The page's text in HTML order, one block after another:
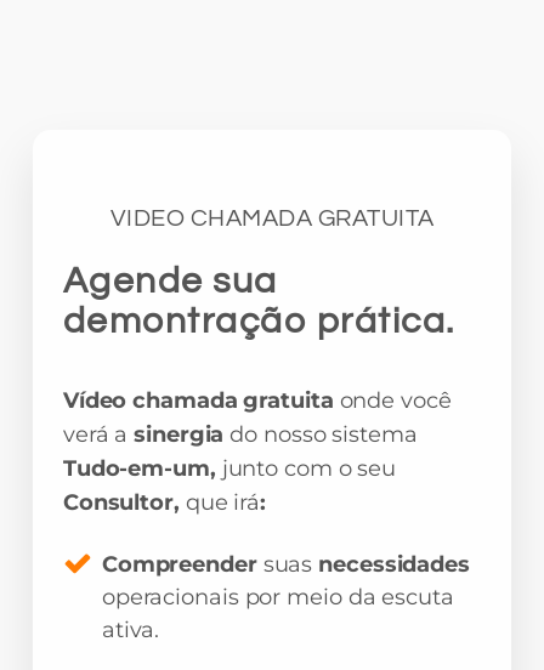
VIDEO CHAMADA GRATUITA
Agende sua
demontração prática.
Vídeo chamada gratuita onde você
verá a sinergiado nosso sistema
Tudo-em-um, junto com o seu
Consultor, que irá:
Compreender suas necessidades
operacionais por meio da escuta
ativa.